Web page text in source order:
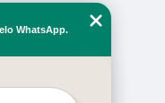
WhatsApp.